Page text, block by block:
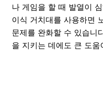
나 게임을 할 때 발열이
이식 거치대를 사용하면
문제를 완화할 수 있습니
을 지키는 데에도 큰 도움